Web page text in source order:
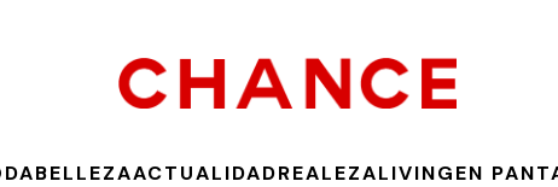
BELLEZAACTUALIDADREALEZALIVINGEN